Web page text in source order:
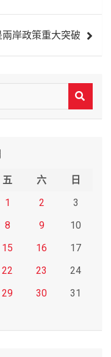
岸政策重大突破
五 六
日
1
2
3
8 9
10
15 16
17
22 23
24
29 30
31